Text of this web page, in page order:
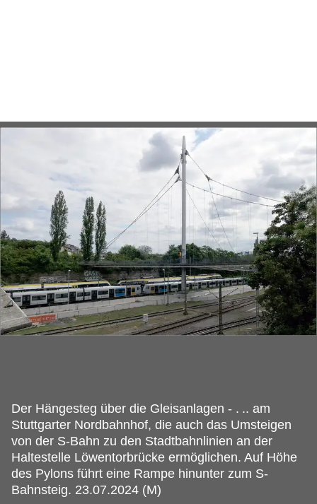
Der Hängesteg über die Gleisanlagen - . .. am
Stuttgarter Nordbahnhof, die auch das Umsteigen
von der S-Bahn zu den Stadtbahnlinien an der
Haltestelle Löwentorbrücke ermöglichen. Auf Höhe
des Pylons führt eine Rampe hinunter zum S-
Bahnsteig. 23.07.2024 (M)